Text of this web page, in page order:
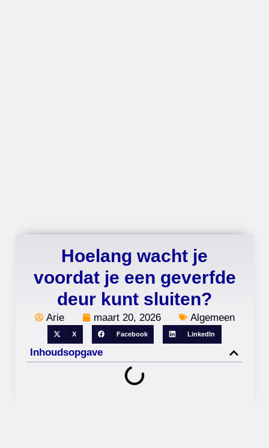
Hoelang wacht je
voordat je een geverfde
deur kunt sluiten?
Arie maart 20, 2026 Algemeen
X Facebook LinkedIn
Inhoudsopgave